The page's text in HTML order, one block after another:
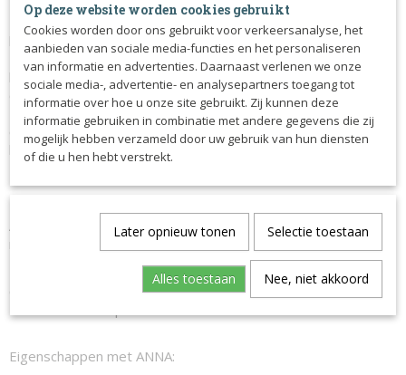
Het verschil tussen het normale Lock-up en FSS™ is erg
belangrijk.
Terwijl je aan het rijden bent is het FSS™ er altijd om je te
helpen, zelfs wanneer het paard lang en laag gereden wordt
of boven een sprong.
Het systeem is dus erg vergevingsgezind en worden
onverwachte bewegingen van de hand opgevangen. Het bit
kan dus nooit doorklappen, hoe het bit ook gedraaid wordt.
Als je op zoek bent naar een vriendelijk bit dan is ANNA
misschien wel het juiste bit voor jou!
Heb je een rennerig paard? Of gooit je paard zijn hoofd vaak
onverwachts omhoog / omlaag?
Eigenschappen met ANNA:
Op deze website worden cookies gebruikt
Cookies worden door ons gebruikt voor verkeersanalyse, het
aanbieden van sociale media-functies en het personaliseren
van informatie en advertenties. Daarnaast verlenen we onze
sociale media-, advertentie- en analysepartners toegang tot
informatie over hoe u onze site gebruikt. Zij kunnen deze
informatie gebruiken in combinatie met andere gegevens die zij
mogelijk hebben verzameld door uw gebruik van hun diensten
of die u hen hebt verstrekt.
Later opnieuw tonen Selectie toestaan
Alles toestaan Nee, niet akkoord